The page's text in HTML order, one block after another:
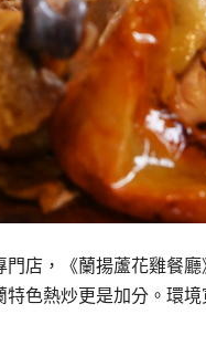
店，《蘭揚蘆花雞餐
色熱炒更是加分。環